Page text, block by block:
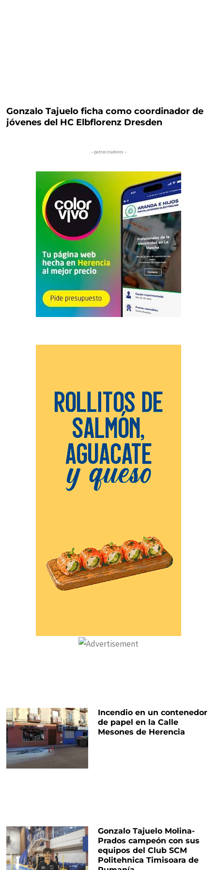
Gonzalo Tajuelo ficha como coordinador de
jóvenes del HC Elbflorenz Dresden
– patrocinadores –
Incendio en un contenedor
de papel en la Calle
Mesones de Herencia
Gonzalo Tajuelo Molina-
Prados campeón con sus
equipos del Club SCM
Politehnica Timisoara de